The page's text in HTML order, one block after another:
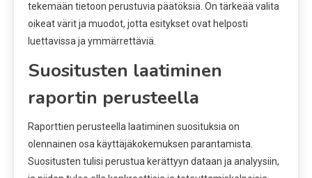
tekemään tietoon perustuvia päätöksiä. On tärkeää valita
oikeat värit ja muodot, jotta esitykset ovat helposti
luettavissa ja ymmärrettäviä.
Suositusten laatiminen
raportin perusteella
Raporttien perusteella laatiminen suosituksia on
olennainen osa käyttäjäkokemuksen parantamista.
Suositusten tulisi perustua kerättyyn dataan ja analyysiin,